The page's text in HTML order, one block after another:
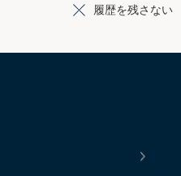
履歴を残さない